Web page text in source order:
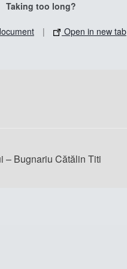
Taking too long?
| Open in new tab
– Bugnariu Cătălin Titi